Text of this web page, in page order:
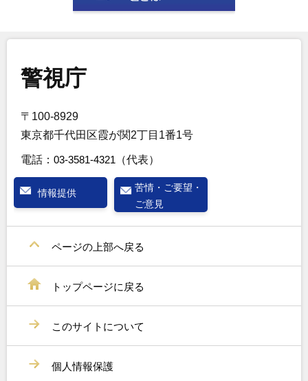
警視庁
〒100-8929
東京都千代田区霞が関2丁目1番1号
電話： 03-3581-4321 （代表）
情報提供
苦情・ご要望・
ご意見
ページの上部へ戻る
トップページに戻る
このサイトについて
個人情報保護